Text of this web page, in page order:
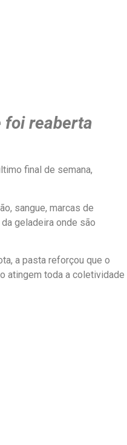
foi reaberta
final de semana,
sangue, marcas de
geladeira onde são
a pasta reforçou que o
atingem toda a coletividade